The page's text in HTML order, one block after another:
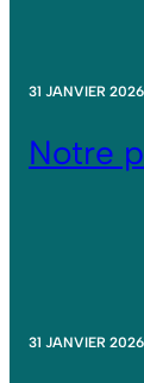
31 JANVIER 2026
Notre
31 JANVIER 2026